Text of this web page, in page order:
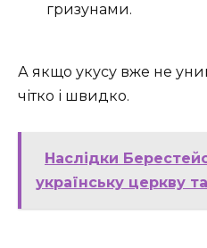
гризунами.
А якщо укусу вже не
чітко і швидко.
Наслідки
українську церкву